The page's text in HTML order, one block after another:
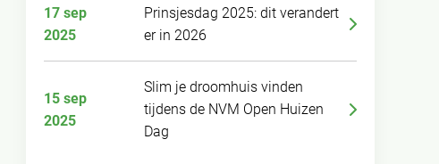
17 sep
2025
Prinsjesdag 2025: dit verandert
er in 2026
15 sep
2025
Slim je droomhuis vinden
tijdens de NVM Open Huizen
Dag